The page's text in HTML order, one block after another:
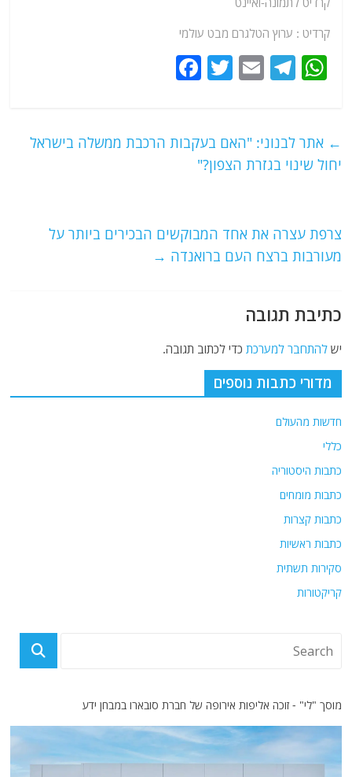
קרדיט : ערוץ הטלגרם מבט עולמי
W
s
A
T
g
ra
E
l
T
er
e
k
← אתר לבנוני: "האם בעקבות הרכבת ממשלה בישראל
יחול שינוי בגזרת הצפון?"
צרפת עצרה את אחד המבוקשים הבכירים ביותר על
מעורבות ברצח העם ברואנדה →
כתיבת תגובה
ישלהתחבר למערכת כדי לכתוב תגובה.
מדורי כתבות נוספים
חדשות מהעולם
כללי
כתבות היסטוריה
כתבות מומחים
כתבות קצרות
כתבות ראשיות
סקירות תשתית
קריקטורות
מוסך "לי" - זוכה אליפות אירופה של חברת סובארו במבחן ידע